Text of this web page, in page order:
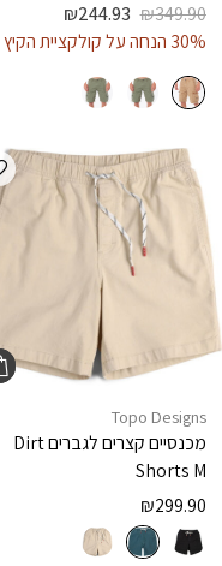
₪349.90
₪244.93
30% הנחה על קולקציית הקיץ
Topo Designs
מכנסיים קצרים לגבריםDirt
Shorts M
₪299.90